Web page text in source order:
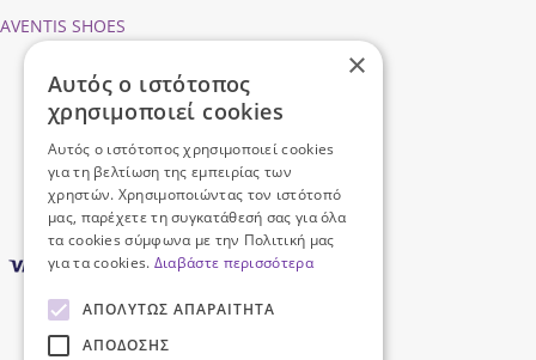
AVENTIS SHOES
Ασφάλεια Συναλλαγών
Προσωπικά Δεδομένα
Όροι Χρήσης
×
Αυτός ο ιστότοπος
χρησιμοποιεί cookies
Αυτός ο ιστότοπος χρησιμοποιεί cookies
για τη βελτίωση της εμπειρίας των
χρηστών. Χρησιμοποιώντας τον ιστότοπό
μας, παρέχετε τη συγκατάθεσή σας για όλα
τα cookies σύμφωνα με την Πολιτική μας
για τα cookies. Διαβάστε περισσότερα
ΑΠΟΛΎΤΩΣ ΑΠΑΡΑΊΤΗΤΑ
ΑΠΌΔΟΣΗΣ